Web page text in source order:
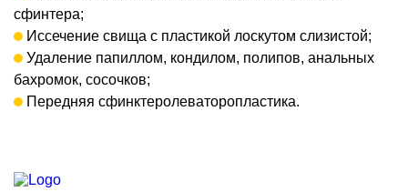
сфинтера;
Иссечение свища с пластикой лоскутом слизистой;
Удаление папиллом, кондилом, полипов, анальных
бахромок, сосочков;
Передняя сфинктеролеваторопластика.